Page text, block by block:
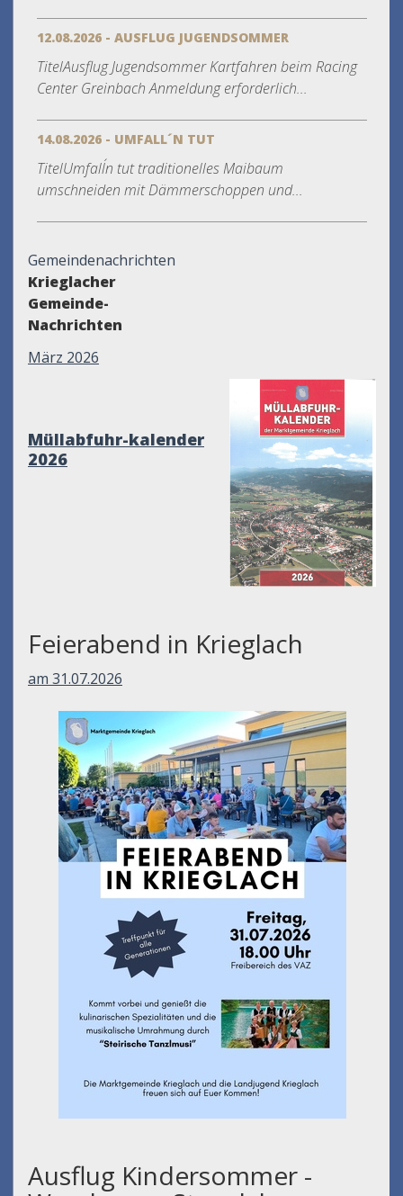
12.08.2026 - AUSFLUG JUGENDSOMMER
TitelAusflug Jugendsommer Kartfahren beim Racing
Center Greinbach Anmeldung erforderlich...
14.08.2026 - UMFALL´N TUT
TitelUmfall´n tut traditionelles Maibaum
umschneiden mit Dämmerschoppen und...
Gemeindenachrichten
Krieglacher
Gemeinde-
Nachrichten
März 2026
Müllabfuhr-kalender
2026
Feierabend in Krieglach
am 31.07.2026
Ausflug Kindersommer -